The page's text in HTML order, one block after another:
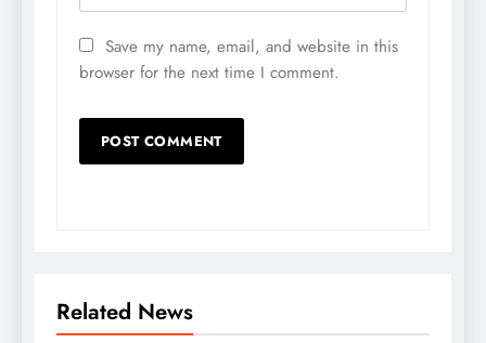
Save my name, email, and website in this
browser for the next time I comment.
Related News